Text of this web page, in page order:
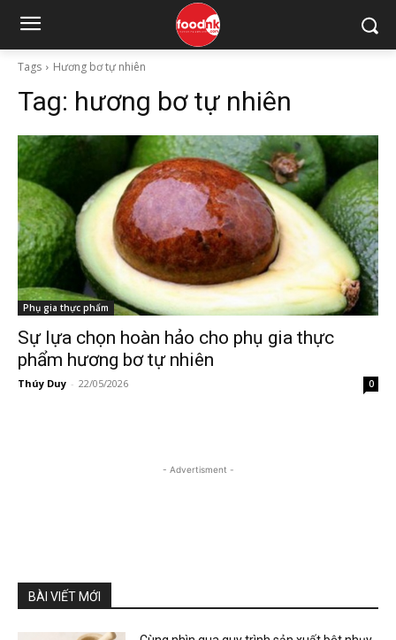
Tags Hương bơ tự nhiên
Tag: hương bơ tự nhiên
Phụ gia thực phẩm
Sự lựa chọn hoàn hảo cho phụ gia thực
phẩm hương bơ tự nhiên
Thúy Duy - 22/05/2026 0
- Advertisment -
BÀI VIẾT MỚI